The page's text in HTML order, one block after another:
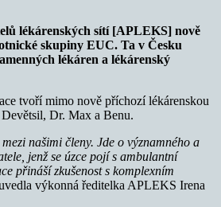
lékárenských sítí [APLEKS] nově
skupiny EUC. Ta v Česku
lékáren a lékárenský
tvoří mimo nově příchozí lékárenskou
Dr. Max a Benu.
našimi členy. Jde o významného a
jenž se úzce pojí s ambulantní
přináší zkušenost s komplexním
výkonná ředitelka APLEKS Irena